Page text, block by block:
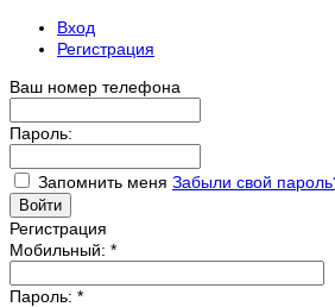
Вход
Регистрация
Ваш номер телефона
Пароль:
Запомнить меня Забыли свой
Регистрация
Мобильный: *
Пароль: *